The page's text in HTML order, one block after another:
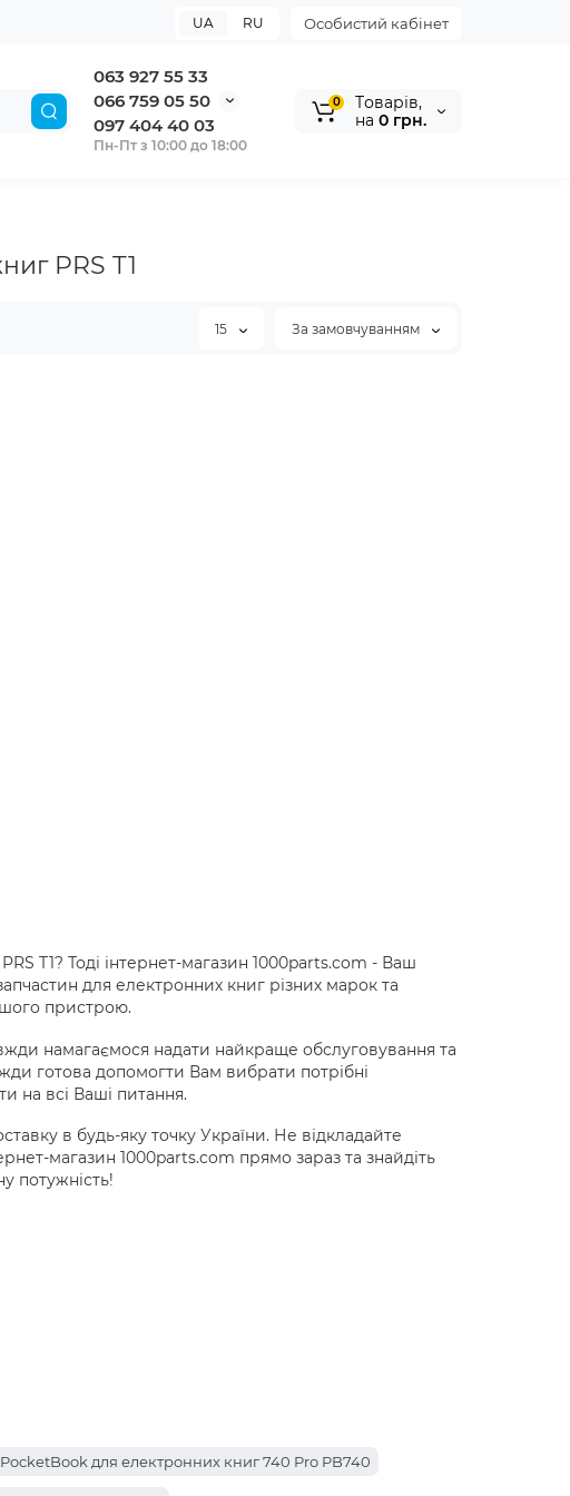
Особистий кабінет
UA RU
063 927 55 33
066 759 05 50
097 404 40 03
Пн-Пт з 10:00 до 18:00
0
Tоварів,
на 0 грн.
PRS T1
15 За замовчуванням
T1? Тоді інтернет-магазин 1000parts.com - Ваш
для електронних книг різних марок та
пристрою.
намагаємося надати найкраще обслуговування та
готова допомогти Вам вибрати потрібні
на всі Ваші питання.
в будь-яку точку України. Не відкладайте
магазин 1000parts.com прямо зараз та знайдіть
потужність!
для електронних книг 740 Pro PB740